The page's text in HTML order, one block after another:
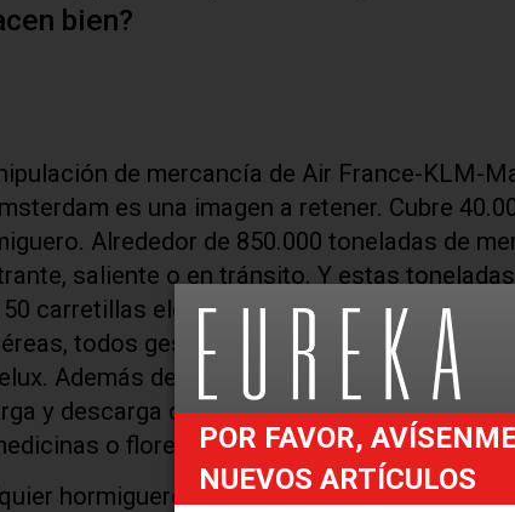
bien?
de mercancía de Air France-KLM-
es una imagen a retener. Cubre
Alrededor de 850.000 toneladas de
saliente o en tránsito. Y estas
carretillas elevadoras y tractores, sí como
todos gestionados y mantenidos por
Además de la carga habitual, un equipo
y descarga de cualquier cosa desde
o flores, cuadros e incluso elefantes.
hormiguero, este aeropuerto está muy
POR FAVOR,
NUEVOS ARTÍCULOS